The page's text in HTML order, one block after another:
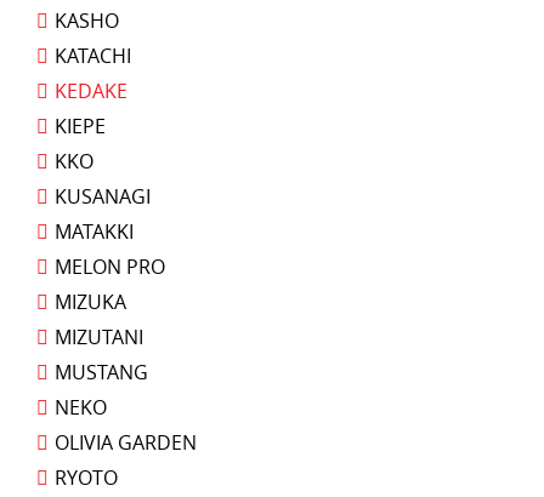
KASHO
KATACHI
KEDAKE
KIEPE
KKO
KUSANAGI
MATAKKI
MELON PRO
MIZUKA
MIZUTANI
MUSTANG
NEKO
OLIVIA GARDEN
RYOTO